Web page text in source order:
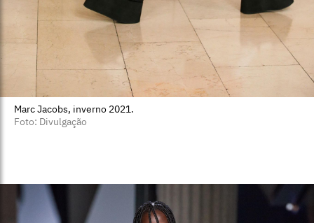
Marc Jacobs, inverno 2021.
Foto: Divulgação